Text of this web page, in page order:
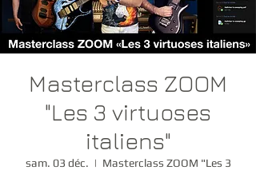
Masterclass ZOOM
"Les 3 virtuoses
italiens"
sam. 03 déc.
  |
Masterclass ZOOM "Les 3